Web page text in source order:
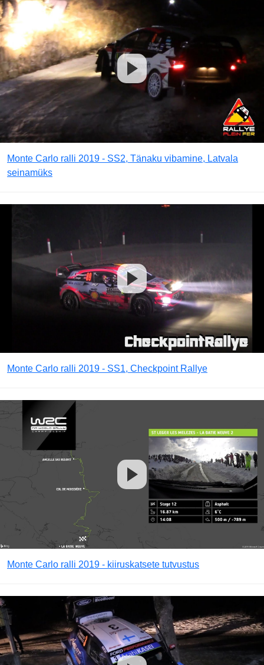
Monte Carlo ralli 2019 - SS2, Tänaku vibamine, Latvala
seinamüks
Monte Carlo ralli 2019 - SS1, Checkpoint Rallye
Monte Carlo ralli 2019 - kiiruskatsete tutvustus